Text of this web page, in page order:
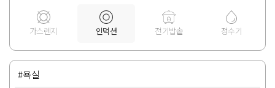
가스렌지 인덕션 전기밥솥 정수기
#욕실